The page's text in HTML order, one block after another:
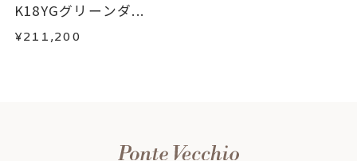
K18YGグリーンダ...
¥211,200